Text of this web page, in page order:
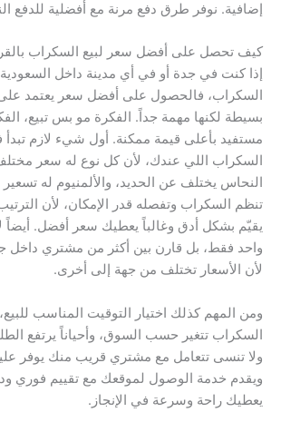
إضافية. نوفر طرق دفع مرنة مع أفضلية للدفع
كيف تحصل على أفضل سعر لبيع السكراب
إذا كنت في جدة أو في أي مدينة داخل السعودية
السكراب، فالحصول على أفضل سعر يعتمد
بسيطة لكنها مهمة جداً. الفكرة مو بس تبيع،
مستفيد بأعلى قيمة ممكنة. أول شيء لازم تبدأ
السكراب اللي عندك، لأن كل نوع له سعر
النحاس يختلف عن الحديد، والألمنيوم له
تنظم السكراب وتفصله قدر الإمكان، لأن
يقيّم بشكل أدق وغالباً يعطيك سعر أفضل.
واحد فقط، بل قارن بين أكثر من مشتري داخل
لأن الأسعار تختلف من جهة إلى أخرى.
ومن المهم كذلك اختيار التوقيت المناسب
السكراب تتغير حسب السوق، وأحياناً يرتفع
ولا تنسى تتعامل مع مشتري قريب منك يوفر
ويقدم خدمة الوصول لموقعك مع تقييم فوري
يعطيك راحة وسرعة في الإنجاز.